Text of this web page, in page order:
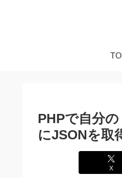
PHPで自分
にJSONを取
X